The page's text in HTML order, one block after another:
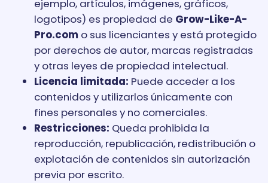
ejemplo, artículos, imágenes, gráficos,
logotipos) es propiedad de Grow-Like-A-
Pro.com o sus licenciantes y está protegido
por derechos de autor, marcas registradas
y otras leyes de propiedad intelectual.
Licencia limitada: Puede acceder a los
contenidos y utilizarlos únicamente con
fines personales y no comerciales.
Restricciones: Queda prohibida la
reproducción, republicación, redistribución o
explotación de contenidos sin autorización
previa por escrito.